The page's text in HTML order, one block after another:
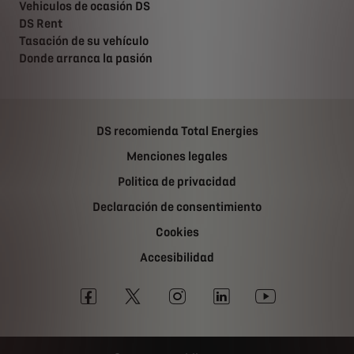
Vehiculos de ocasión DS
DS Rent
Tasación de su vehículo
Donde arranca la pasión
DS recomienda Total Energies
Menciones legales
Politica de privacidad
Declaración de consentimiento
Cookies
Accesibilidad